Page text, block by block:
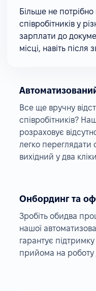
Більше не
співробітників у
зарплати до
місці, навіть після
Все ще вручну
співробітників?
розраховує
легко переглядати
вихідний у два
Онбординг та
Зробіть обидва
нашої
гарантує підтримку
прийома на роботу